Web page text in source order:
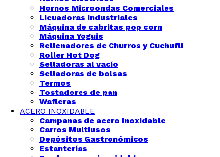
Hornos Microondas Comerciales
Licuadoras Industriales
Máquina de cabritas pop corn
Máquina Yoguis
Rellenadores de Churros y Cuchufli
Roller Hot Dog
Selladoras al vacío
Selladoras de bolsas
Termos
Tostadores de pan
Wafleras
ACERO INOXIDABLE
Campanas de acero inoxidable
Carros Multiusos
Depósitos Gastronómicos
Estanterías